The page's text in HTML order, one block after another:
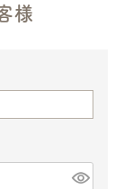
様